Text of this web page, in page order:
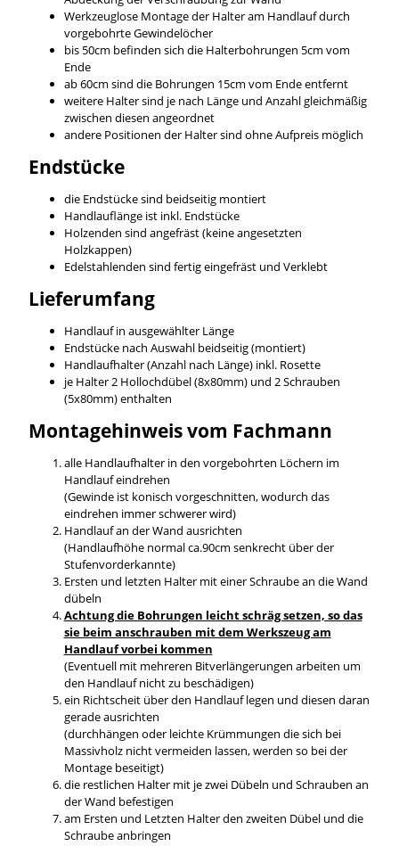
Werkzeuglose Montage der Halter am Handlauf durch
vorgebohrte Gewindelöcher
bis 50cm befinden sich die Halterbohrungen 5cm vom
Ende
ab 60cm sind die Bohrungen 15cm vom Ende entfernt
weitere Halter sind je nach Länge und Anzahl gleichmäßig
zwischen diesen angeordnet
andere Positionen der Halter sind ohne Aufpreis möglich
Endstücke
die Endstücke sind beidseitig montiert
Handlauflänge ist inkl. Endstücke
Holzenden sind angefräst (keine angesetzten
Holzkappen)
Edelstahlenden sind fertig eingefräst und Verklebt
Lieferumfang
Handlauf in ausgewählter Länge
Endstücke nach Auswahl beidseitig (montiert)
Handlaufhalter (Anzahl nach Länge) inkl. Rosette
je Halter 2 Hollochdübel (8x80mm) und 2 Schrauben
(5x80mm) enthalten
Montagehinweis vom Fachmann
alle Handlaufhalter in den vorgebohrten Löchern im
Handlauf eindrehen
(Gewinde ist konisch vorgeschnitten, wodurch das
eindrehen immer schwerer wird)
Handlauf an der Wand ausrichten
(Handlaufhöhe normal ca.90cm senkrecht über der
Stufenvorderkannte)
Ersten und letzten Halter mit einer Schraube an die Wand
dübeln
Achtung die Bohrungen leicht schräg setzen, so das
sie beim anschrauben mit dem Werkszeug am
Handlauf vorbei kommen
(Eventuell mit mehreren Bitverlängerungen arbeiten um
den Handlauf nicht zu beschädigen)
ein Richtscheit über den Handlauf legen und diesen daran
gerade ausrichten
(durchhängen oder leichte Krümmungen die sich bei
Massivholz nicht vermeiden lassen, werden so bei der
Montage beseitigt)
die restlichen Halter mit je zwei Dübeln und Schrauben an
der Wand befestigen
am Ersten und Letzten Halter den zweiten Dübel und die
Schraube anbringen